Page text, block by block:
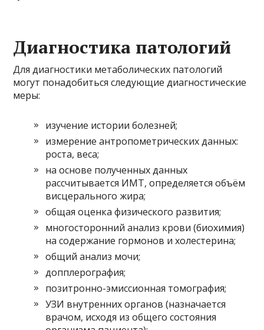
Диагностика патологий
Для диагностики метаболических патологий
могут понадобиться следующие диагностические
меры:
изучение истории болезней;
измерение антропометрических данных:
роста, веса;
на основе полученных данных
рассчитывается ИМТ, определяется объём
висцерального жира;
общая оценка физического развития;
многосторонний анализ крови (биохимия)
на содержание гормонов и холестерина;
общий анализ мочи;
допплерография;
позитронно-эмиссионная томография;
УЗИ внутренних органов (назначается
врачом, исходя из общего состояния